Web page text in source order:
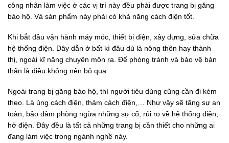
công nhân làm việc ở các vị trí này đều phải được trang bị găng
bảo hộ. Và sản phẩm này phải có khả năng cách điện tốt.
Khi bắt đầu vận hành máy móc, thiết bị điện, xây dựng, sửa chữa
hệ thống điện. Dây dẫn ở bất kì đâu dù là nông thôn hay thành
thị, ngoài kĩ năng chuyên môn ra. Để phòng tránh và bảo vệ bản
thân là điều không nên bỏ qua.
Ngoài trang bị găng bảo hộ, thì người tiêu dùng cũng cần đi kèm
theo. Là ủng cách điện, thảm cách điện,… Như vậy sẽ tăng sự an
toàn, bảo đảm phòng ngừa những sự cố, rủi ro về hệ thống điện,
hở điện. Đây đều là tất cả những trang bị cần thiết cho những ai
đang làm việc trong ngành nghề này.